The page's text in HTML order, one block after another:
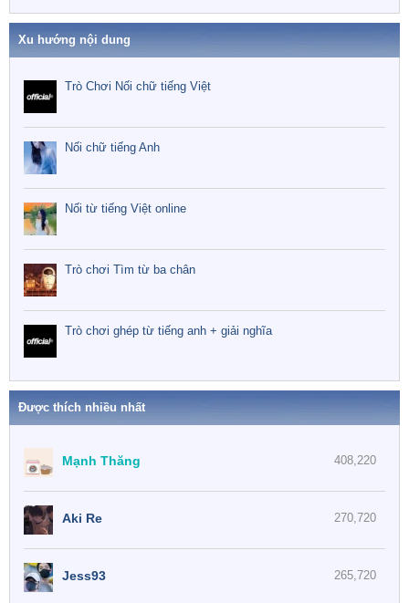
Xu hướng nội dung
Trò Chơi Nối chữ tiếng Việt
Nối chữ tiếng Anh
Nối từ tiếng Việt online
Trò chơi Tìm từ ba chân
Trò chơi ghép từ tiếng anh + giải nghĩa
Được thích nhiều nhất
408,220
Mạnh Thăng
270,720
Aki Re
265,720
Jess93